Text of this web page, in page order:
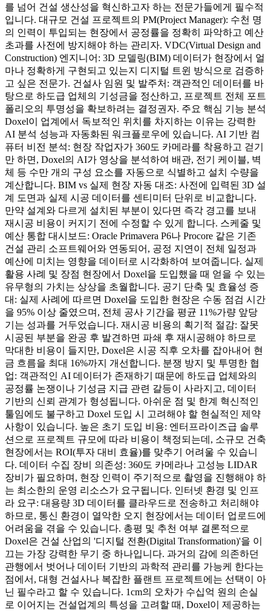
를 넘어 건설 생산성을 혁신하고자 하는 전문가들에게 필수적
입니다. 대규모 건설 프로젝트의 PM(Project Manager): 수천 명
의 인력이 투입되는 현장에서 공정률을 정확히 파악하고 예산
초과를 사전에 방지해야 하는 관리자. VDC(Virtual Design and
Construction) 엔지니어: 3D 모델링(BIM) 데이터가 현장에서 얼
마나 정확하게 구현되고 있는지 디지털 트윈 방식으로 검증하
고 싶은 전문가. 건설사 임원 및 발주처: 객관적인 데이터를 바
탕으로 하도급 업체의 기성금을 정산하고, 프로젝트 전체 포트
폴리오의 투명성을 확보하려는 결정권자. 주요 핵심 기능 분석
Doxel이 업계에서 독보적인 위치를 차지하는 이유는 강력한
AI 분석 성능과 자동화된 워크플로우에 있습니다. AI 기반 컴
퓨터 비전 분석: 현장 작업자가 360도 카메라를 착용하고 걷기
만 하면, Doxel의 AI가 영상을 분석하여 배관, 전기 케이블, 벽
체 등 수만 개의 구성 요소를 자동으로 식별하고 설치 수량을
계산합니다. BIM vs 실제 현장 자동 대조: 사전에 입력된 3D 설
계 도면과 실제 시공 데이터를 센티미터 단위로 비교합니다.
만약 설계와 다르게 설치된 부분이 있다면 즉각 경고를 보내
재시공 비용이 커지기 전에 수정할 수 있게 합니다. 스케줄 및
예산 통합 대시보드: Oracle Primavera P6나 Procore 같은 기존
건설 관리 소프트웨어와 연동되어, 공정 지연이 전체 일정과
예산에 미치는 영향을 데이터로 시각화하여 보여줍니다. 실제
활용 사례 및 장점 현장에서 Doxel을 도입했을 때 얻을 수 있는
유무형의 가치는 상상을 초월합니다. 공기 단축 및 효율성 증
대: 실제 사례에 따르면 Doxel을 도입한 현장은 수동 점검 시간
을 95% 이상 줄였으며, 전체 공사 기간을 평균 11%가량 앞당
기는 성과를 거두었습니다. 재시공 비용의 획기적 절감: 잘못
시공된 부분을 완공 후 발견하면 파쇄 후 재시공해야 하므로
막대한 비용이 들지만, Doxel은 시공 직후 오차를 잡아내어 현
금 흐름을 최대 16%까지 개선합니다. 분쟁 방지 및 투명한 협
업: 객관적인 AI 데이터가 존재하기 때문에 하도급 업체와의
공정률 논쟁이나 기성금 지급 관련 갈등이 사라지고, 데이터
기반의 신뢰 관계가 형성됩니다. 아쉬운 점 및 한계 혁신적인
툴임에도 불구하고 Doxel 도입 시 고려해야 할 현실적인 제약
사항이 있습니다. 높은 초기 도입 비용: 엔터프라이즈급 솔루
션으로 프로젝트 규모에 따라 비용이 책정되는데, 소규모 건축
현장에서는 ROI(투자 대비 효율)를 맞추기 어려울 수 있습니
다. 데이터 수집 장비 의존성: 360도 카메라나 고성능 LIDAR
장비가 필요하며, 현장 인력이 주기적으로 촬영을 진행해야 하
는 최소한의 운영 리소스가 요구됩니다. 인터넷 환경 및 인프
라 요구: 대용량 3D 데이터를 클라우드로 전송하고 처리해야
하므로, 통신 환경이 열악한 오지 현장에서는 데이터 업로드에
어려움을 겪을 수 있습니다. 총평 및 추천 여부 결론적으로
Doxel은 건설 산업의 '디지털 전환(Digital Transformation)'을 이
끄는 가장 강력한 무기 중 하나입니다. 과거의 감에 의존하던
관행에서 벗어나 데이터 기반의 과학적 관리를 가능케 한다는
점에서, 대형 건설사나 복잡한 플랜트 프로젝트에는 선택이 아
닌 필수라고 할 수 있습니다. 1cm의 오차가 수십억 원의 손실
로 이어지는 건설업계의 특성을 고려할 때, Doxel이 제공하는